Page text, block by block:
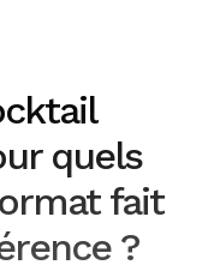
quels
fait
?